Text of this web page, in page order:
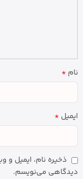
نام *
ایمیل *
ذخیره نام، ایمیل و
دیدگاهی می‌نویسم.